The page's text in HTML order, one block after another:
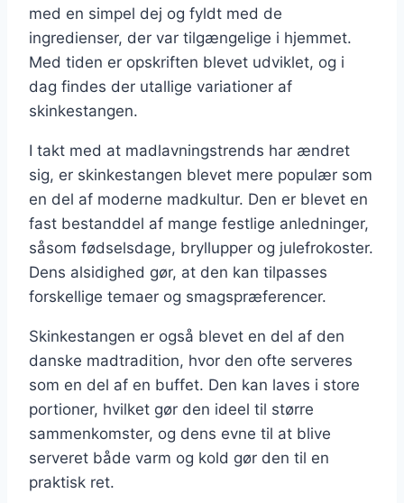
med en simpel dej og fyldt med de
ingredienser, der var tilgængelige i hjemmet.
Med tiden er opskriften blevet udviklet, og i
dag findes der utallige variationer af
skinkestangen.
I takt med at madlavningstrends har ændret
sig, er skinkestangen blevet mere populær som
en del af moderne madkultur. Den er blevet en
fast bestanddel af mange festlige anledninger,
såsom fødselsdage, bryllupper og julefrokoster.
Dens alsidighed gør, at den kan tilpasses
forskellige temaer og smagspræferencer.
Skinkestangen er også blevet en del af den
danske madtradition, hvor den ofte serveres
som en del af en buffet. Den kan laves i store
portioner, hvilket gør den ideel til større
sammenkomster, og dens evne til at blive
serveret både varm og kold gør den til en
praktisk ret.